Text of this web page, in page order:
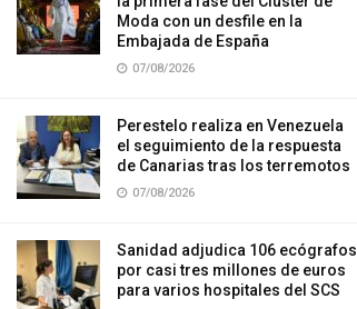
Moda con un desfile en la
Embajada de España
07/08/2026
Perestelo realiza en Venezuela
el seguimiento de la respuesta
de Canarias tras los terremotos
07/08/2026
Sanidad adjudica 106 ecógrafos
por casi tres millones de euros
para varios hospitales del SCS